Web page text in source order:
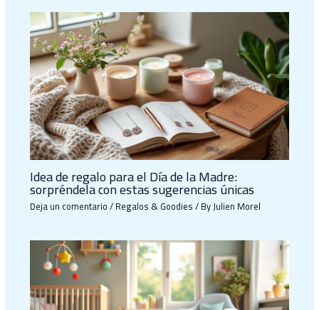
Idea de regalo para el Día de la Madre:
sorpréndela con estas sugerencias únicas
Deja un comentario/Regalos & Goodies/ ByJulien Morel